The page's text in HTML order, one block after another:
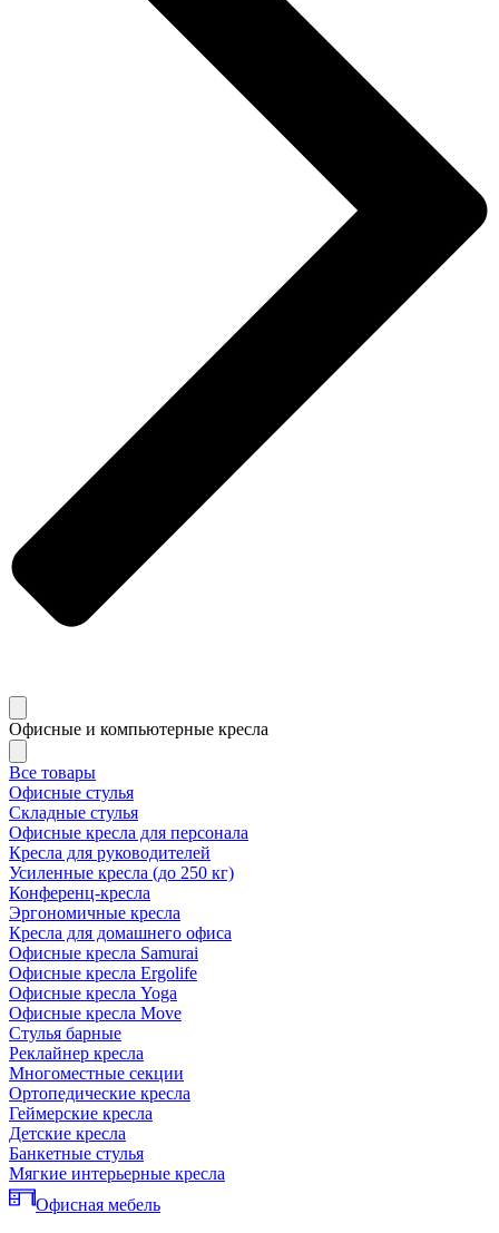
Офисные и компьютерные кресла
Все товары
Офисные стулья
Складные стулья
Офисные кресла для персонала
Кресла для руководителей
Усиленные кресла (до 250 кг)
Конференц-кресла
Эргономичные кресла
Кресла для домашнего офиса
Офисные кресла Samurai
Офисные кресла Ergolife
Офисные кресла Yoga
Офисные кресла Move
Стулья барные
Реклайнер кресла
Многоместные секции
Ортопедические кресла
Геймерские кресла
Детские кресла
Банкетные стулья
Мягкие интерьерные кресла
Офисная мебель